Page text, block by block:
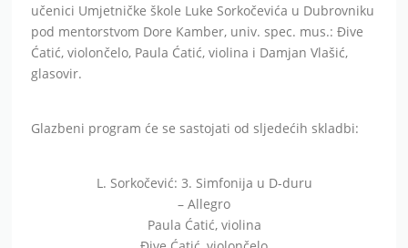
učenici Umjetničke škole Luke Sorkočevića u Dubrovniku
pod mentorstvom Dore Kamber, univ. spec. mus.: Đive
Ćatić, violončelo, Paula Ćatić, violina i Damjan Vlašić,
glasovir.
Glazbeni program će se sastojati od sljedećih skladbi:
L. Sorkočević: 3. Simfonija u D-duru
– Allegro
Paula Ćatić, violina